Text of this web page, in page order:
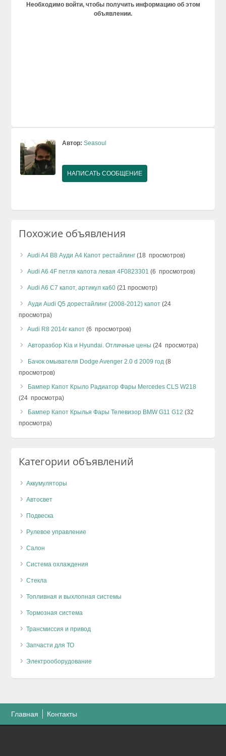
Необходимо войти, чтобы получить информацию об этом
объявлении.
Автор: Seasoul
НАПИСАТЬ СООБЩЕНИЕ
Похожие объявления
Audi A4 B8 Ауди А4 Капот рестайлинг (18 просмотров)
Audi A6 4F петля капота левая 4F0823301 (6 просмотров)
Audi A6 C7 капот, артикул ка60 (21 просмотр)
Ауди Audi Q5 дорестайлинг (2008-2012) капот (24
просмотра)
Audi R8 2014г капот (6 просмотров)
Авторазбор Kia и Hyundai. Отличные цены (24 просмотра)
Бачок омывателя Dodge Avenger 2.0 d 2009 год (8
просмотров)
Бампер Капот Крыло Радиатор Фары Mercedes CLS W218
(24 просмотра)
Бампер Капот Крылья Фары Телевизор BMW G11 G12 (32
просмотра)
Категории объявлений
Аккумуляторы
Автосвет
Подвеска
Рулевое управление
Салон
Система охлаждения
Стекла
Топливная и выхлопная системы
Тормозная система
Трансмиссия и привод
Запчасти для ТО
Электрооборудование
Главная Контакты